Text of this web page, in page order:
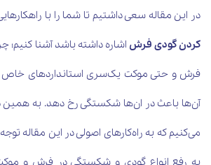
در این مقاله سعی داشتیم تا شما را با
کردن گودی فرش اشاره داشته باشد آشنا کنیم؛
فرش و حتی موکت یک‌سری استانداردهای خاص
آن‌ها باعث در ان‌ها شکستگی رخ دهد. به همین
می‌کنیم که به راه‌کارهای اصولی در این مقاله